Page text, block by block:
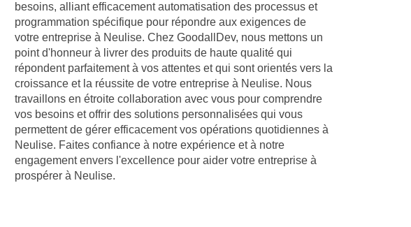
besoins, alliant efficacement automatisation des processus et
programmation spécifique pour répondre aux exigences de
votre entreprise à Neulise. Chez GoodallDev, nous mettons un
point d'honneur à livrer des produits de haute qualité qui
répondent parfaitement à vos attentes et qui sont orientés vers la
croissance et la réussite de votre entreprise à Neulise. Nous
travaillons en étroite collaboration avec vous pour comprendre
vos besoins et offrir des solutions personnalisées qui vous
permettent de gérer efficacement vos opérations quotidiennes à
Neulise. Faites confiance à notre expérience et à notre
engagement envers l'excellence pour aider votre entreprise à
prospérer à Neulise.